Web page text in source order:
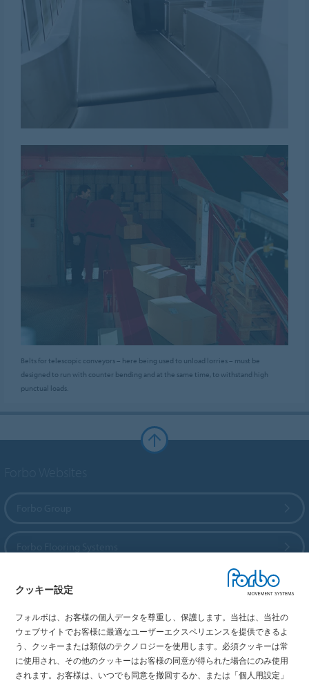
Belts for telescopic conveyors – here being used to unload lorries – must be
designed to run with counter bending and at the same time, to withstand high
punctual loads.
Forbo Movement Systems
国を選択
クッキー設定
フォルボは、お客様の個人データを尊重し、保護します。当社は、当社の
ウェブサイトでお客様に最適なユーザーエクスペリエンスを提供できるよ
う、クッキーまたは類似のテクノロジーを使用します。必須クッキーは常
に使用され、その他のクッキーはお客様の同意が得られた場合にのみ使用
されます。お客様は、いつでも同意を撤回するか、または「個人用設定」